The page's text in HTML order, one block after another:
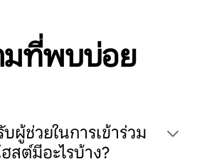
มที่พบบ่อย
ผู้ช่วยในการเข้าร่วม
สต์มีอะไรบ้าง?